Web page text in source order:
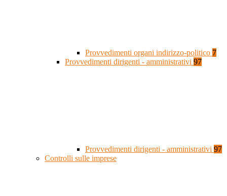
Provvedimenti organi indirizzo-politico 7
Provvedimenti dirigenti - amministrativi 97
Provvedimenti dirigenti - amministrativi 97
Controlli sulle imprese